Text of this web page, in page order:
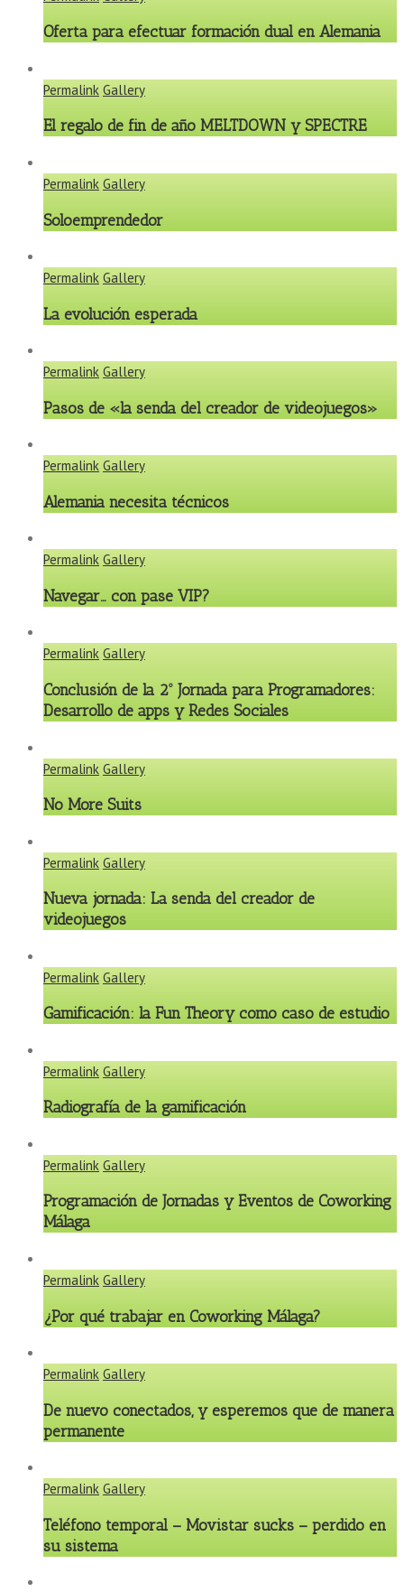
Oferta para efectuar formación dual en Alemania
Permalink Gallery
El regalo de fin de año MELTDOWN y SPECTRE
Permalink Gallery
Soloemprendedor
Permalink Gallery
La evolución esperada
Permalink Gallery
Pasos de «la senda del creador de videojuegos»
Permalink Gallery
Alemania necesita técnicos
Permalink Gallery
Navegar… con pase VIP?
Permalink Gallery
Conclusión de la 2º Jornada para Programadores:
Desarrollo de apps y Redes Sociales
Permalink Gallery
No More Suits
Permalink Gallery
Nueva jornada: La senda del creador de
videojuegos
Permalink Gallery
Gamificación: la Fun Theory como caso de estudio
Permalink Gallery
Radiografía de la gamificación
Permalink Gallery
Programación de Jornadas y Eventos de Coworking
Málaga
Permalink Gallery
¿Por qué trabajar en Coworking Málaga?
Permalink Gallery
De nuevo conectados, y esperemos que de manera
permanente
Permalink Gallery
Teléfono temporal – Movistar sucks – perdido en
su sistema